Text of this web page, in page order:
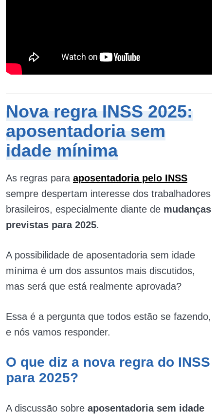
Nova regra INSS 2025:
aposentadoria sem
idade mínima
As regras para aposentadoria pelo INSS
sempre despertam interesse dos trabalhadores
brasileiros, especialmente diante de mudanças
previstas para 2025.
A possibilidade de aposentadoria sem idade
mínima é um dos assuntos mais discutidos,
mas será que está realmente aprovada?
Essa é a pergunta que todos estão se fazendo,
e nós vamos responder.
O que diz a nova regra do INSS
para 2025?
A discussão sobre aposentadoria sem idade